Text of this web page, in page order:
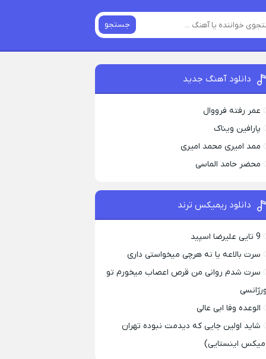
جستجو
دانلود آهنگ جدید
عمر رفته فرووال
پارافين ویناک
ممد امیری محمد امیری
محضر حامد الماسی
دانلود ریمیکس ترند
9 تایی علیرضا اسپید
سرت بالاعه یا نه هرچی میخواستی داری
سرت شدم روانی من قرص اعصاب میخورم تو
الوعده وفا ابی عالی
شاید اولین جایی که دیدمت نبوده تهران
اینستایی)